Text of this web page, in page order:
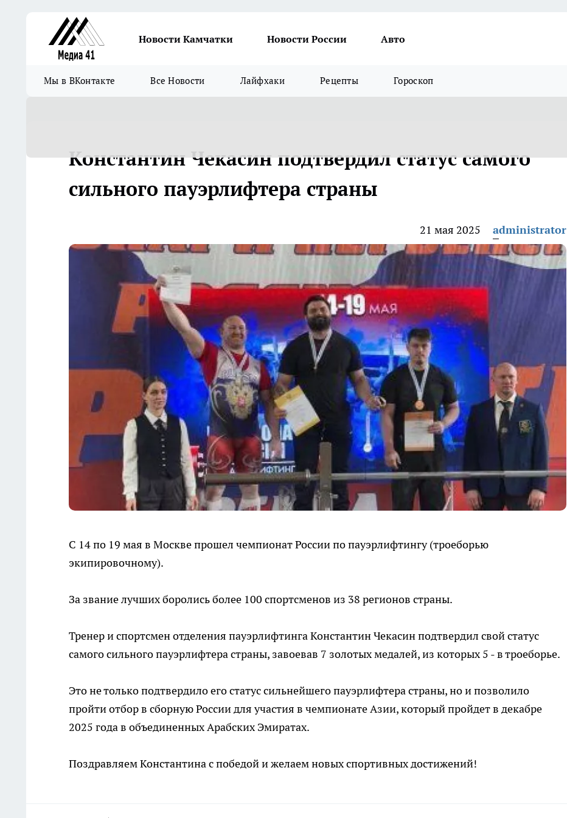
Новости Камчатки Новости России Авто
Мы в ВКонтакте Все Новости Лайфхаки Рецепты Гороскоп
Константин Чекасин подтвердил статус самого
сильного пауэрлифтера страны
21 мая 2025 administrator
С 14 по 19 мая в Москве прошел чемпионат России по пауэрлифтингу (троеборью
экипировочному).
За звание лучших боролись более 100 спортсменов из 38 регионов страны.
Тренер и спортсмен отделения пауэрлифтинга Константин Чекасин подтвердил свой статус
самого сильного пауэрлифтера страны, завоевав 7 золотых медалей, из которых 5 - в троеборье.
Это не только подтвердило его статус сильнейшего пауэрлифтера страны, но и позволило
пройти отбор в сборную России для участия в чемпионате Азии, который пройдет в декабре
2025 года в объединенных Арабских Эмиратах.
Поздравляем Константина с победой и желаем новых спортивных достижений!